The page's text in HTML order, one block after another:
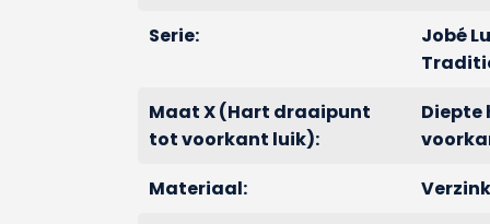
Serie:
Jobé
Maat X (Hart draaipunt
tot voorkant luik):
Materiaal: